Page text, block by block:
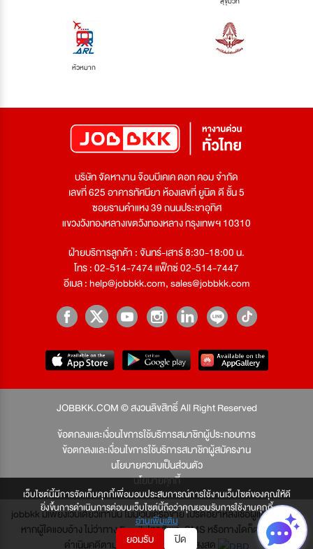
เว็บไซต์นี้มีการจัดเก็บคุกกี้เพื่อมอบประสบการณ์การใช้งานเว็บไซต์ของคุณให้ดี
ยิ่งขึ้นการดำเนินการต่อบนเว็บไซต์นี้ถือว่าคุณยอมรับการใช้งานคุกกี้
อ่านเพิ่มเติม
ยอมรับ ปิด
หัวหมาก
บริษัท จัดหางาน จ๊อบบีเคเค ดอท คอม จำกัด
เลขที่ 625 อาคารทัศนียา ห้องเลขที่ ยูนิต ดี ชั้น 5
ซอยรามคำแหง 39 ถนนประชาอุทิศ
แขวงวังทองหลางเขตวังทองหลาง กรุงเทพฯ 10310
ฝ่ายบริการลูกค้า : จันทร์-เสาร์ 8:30-18:00 น.
โทร : 02-514-7474 แฟ็กซ์ 02-514-7447
อีเมล :help@jobbkk.com,sales@jobbkk.com
JOBBKK.COM © สงวนลิขสิทธิ์ All Right Reserved
ข้อตกลงและเงื่อนไขการใช้บริการสมาชิกผู้ประกอบการ
ข้อตกลงและเงื่อนไขการใช้บริการสมาชิกผู้สมัครงาน
นโยบายความเป็นส่วนตัว
นโยบายคุกกี้
jobbkk มีเพียงเว็บเดียวเท่านั้น ไม่มีเว็บเครือข่าย โปรดอย่าหลงเชื่อผู้แอบอ้าง และ
หากผู้ใดแอบอ้าง ไม่ว่าทาง Email, โทรศัพท์, SMS หรือทางใดก็ตาม จะถูก
ดำเนินคดีตามที่กฎหมายบัญญัติไว้สูงสุด